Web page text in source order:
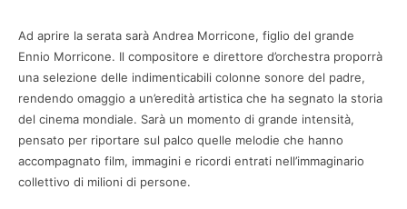
Ad aprire la serata sarà Andrea Morricone, figlio del grande
Ennio Morricone. Il compositore e direttore d’orchestra proporrà
una selezione delle indimenticabili colonne sonore del padre,
rendendo omaggio a un’eredità artistica che ha segnato la storia
del cinema mondiale. Sarà un momento di grande intensità,
pensato per riportare sul palco quelle melodie che hanno
accompagnato film, immagini e ricordi entrati nell’immaginario
collettivo di milioni di persone.